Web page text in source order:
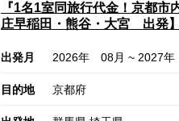
『1名1室同旅行代金！京都
庄早稲田・熊谷・大宮 出発】
出発月 2026年 08月 ~ 2027
目的地 京都府